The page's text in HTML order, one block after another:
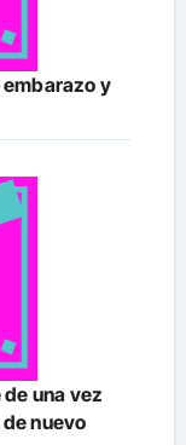
y
una vez
nuevo